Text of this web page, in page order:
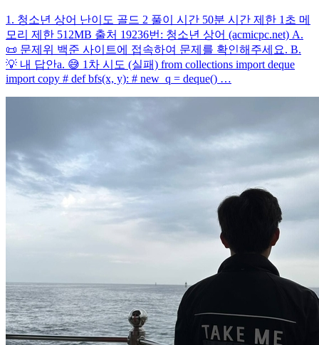
1. 청소년 상어 난이도 골드 2 풀이 시간 50분 시간 제한 1초 메
모리 제한 512MB 출처 19236번: 청소년 상어 (acmicpc.net) A.
📜 문제위 백준 사이트에 접속하여 문제를 확인해주세요. B.
💡 내 답안a. 😅 1차 시도 (실패) from collections import deque
import copy # def bfs(x, y): # new_q = deque() …